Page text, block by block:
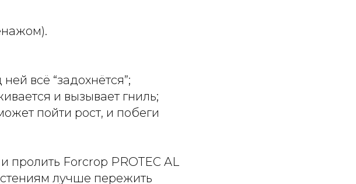
всё “задохнётся”;
и вызывает гниль;
пойти рост, и побеги
пролить Forcrop PROTEC AL
лучше пережить